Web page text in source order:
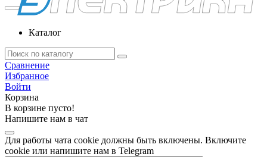
Каталог
Сравнение
Избранное
Войти
Корзина
В корзине пусто!
Напишите нам в чат
Для работы чата cookie должны быть включены. Включите
cookie или напишите нам в Telegram